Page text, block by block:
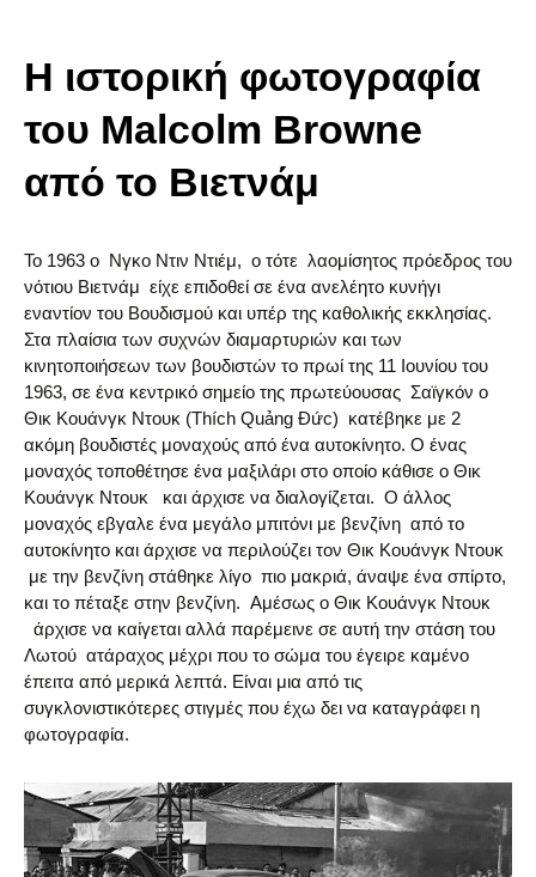
Η ιστορική φωτογραφία
του Malcolm Browne
από το Βιετνάμ
Το 1963 ο Νγκο Ντιν Ντιέμ, ο τότε λαομίσητος πρόεδρος του
νότιου Βιετνάμ είχε επιδοθεί σε ένα ανελέητο κυνήγι
εναντίον του Βουδισμού και υπέρ της καθολικής εκκλησίας.
Στα πλαίσια των συχνών διαμαρτυριών και των
κινητοποιήσεων των βουδιστών το πρωί της 11 Ιουνίου του
1963, σε ένα κεντρικό σημείο της πρωτεύουσας Σαϊγκόν ο
Θικ Κουάνγκ Ντουκ (Thích Quảng Đức) κατέβηκε με 2
ακόμη βουδιστές μοναχούς από ένα αυτοκίνητο. Ο ένας
μοναχός τοποθέτησε ένα μαξιλάρι στο οποίο κάθισε ο Θικ
Κουάνγκ Ντουκ και άρχισε να διαλογίζεται. Ο άλλος
μοναχός εβγαλε ένα μεγάλο μπιτόνι με βενζίνη από το
αυτοκίνητο και άρχισε να περιλούζει τον Θικ Κουάνγκ Ντουκ
με την βενζίνη στάθηκε λίγο πιο μακριά, άναψε ένα σπίρτο,
και το πέταξε στην βενζίνη. Αμέσως ο Θικ Κουάνγκ Ντουκ
άρχισε να καίγεται αλλά παρέμεινε σε αυτή την στάση του
Λωτού ατάραχος μέχρι που το σώμα του έγειρε καμένο
έπειτα από μερικά λεπτά. Είναι μια από τις
συγκλονιστικότερες στιγμές που έχω δει να καταγράφει η
φωτογραφία.